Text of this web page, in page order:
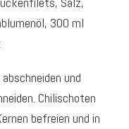
300 ml
und
Chilischoten
befreien und in